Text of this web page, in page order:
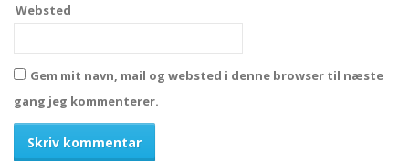
Websted
Gem mit navn, mail og websted i denne browser til næste
gang jeg kommenterer.